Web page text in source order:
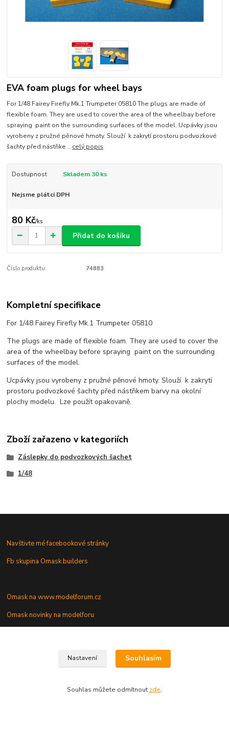
EVA foam plugs for wheel bays
For 1/48 Fairey Firefly Mk.1 Trumpeter 05810 The plugs are made of
flexible foam. They are used to cover the area of the wheelbay before
spraying paint on the surrounding surfaces of the model. Ucpávky jsou
vyrobeny z pružné pěnové hmoty. Slouží k zakrytí prostoru podvozkové
šachty před nástřike... celý popis
Dostupnost Skladem 30 ks
Nejsme plátci DPH
80 Kč/ks
Přidat do košíku
Číslo produktu: 74883
Kompletní specifikace
For 1/48 Fairey Firefly Mk.1 Trumpeter 05810
The plugs are made of flexible foam. They are used to cover the
area of the wheelbay before spraying paint on the surrounding
surfaces of the model.
Ucpávky jsou vyrobeny z pružné pěnové hmoty. Slouží k zakrytí
prostoru podvozkové šachty před nástřikem barvy na okolní
plochy modelu. Lze použít opakovaně.
Zboží zařazeno v kategoriích
Záslepky do podvozkových šachet
1/48
Navštivte mé facebookové stránky
Fb skupina Omask builders
Omask na www.modelforum.cz
Omask novinky na modelforu
Vaše dotazy a připomínky
Nastavení Souhlasím
Souhlas můžete odmítnout zde.